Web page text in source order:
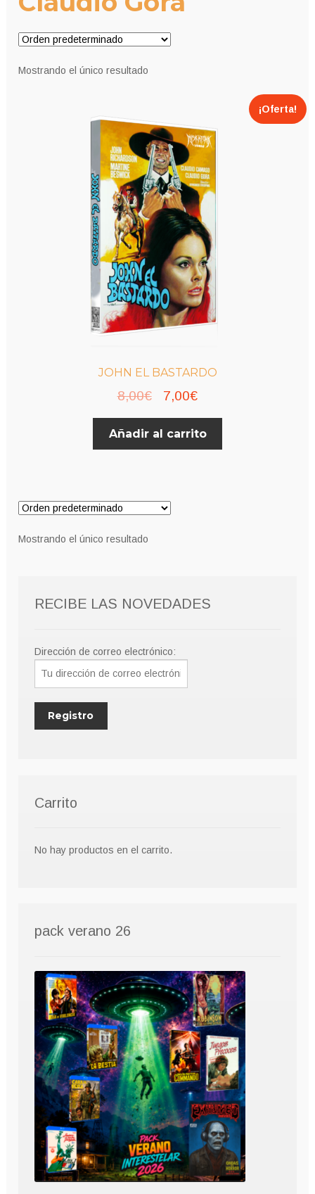
Mostrando el único resultado
JOHN EL BASTARDO
¡Oferta!
8,00€
El
precio
original
7,00€El
precio
actual
Añadir al carrito
Mostrando el único resultado
RECIBE LAS NOVEDADES
Dirección de correo electrónico:
Carrito
No hay productos en el carrito.
pack verano 26